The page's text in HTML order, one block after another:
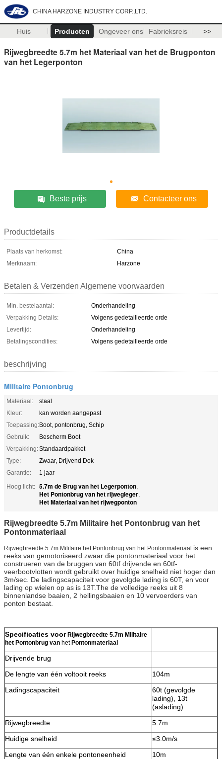
CHINA HARZONE INDUSTRY CORP.,LTD.
Huis Producten Ongeveer ons Fabrieksreis >>
Rijwegbreedte 5.7m het Materiaal van het de Brugponton
van het Legerponton
Beste prijs Contacteer ons
Productdetails
Plaats van herkomst:
China
Merknaam:
Harzone
Betalen & Verzenden Algemene voorwaarden
Min. bestelaantal:
Onderhandeling
Verpakking Details:
Volgens gedetailleerde orde
Levertijd:
Onderhandeling
Betalingscondities:
Volgens gedetailleerde orde
beschrijving
Militaire Pontonbrug
Materiaal:
staal
Kleur:
kan worden aangepast
Toepassing:Boot, pontonbrug, Schip
Gebruik:
Bescherm Boot
Verpakking:Standaardpakket
Type:
Zwaar, Drijvend Dok
Garantie:
1 jaar
Hoog licht: 5.7m de Brug van het Legerponton,
Het Pontonbrug van het rijwegleger,
Het Materiaal van het rijwegponton
Rijwegbreedte 5.7m Militaire het Pontonbrug van het
Pontonmateriaal
Rijwegbreedte 5.7m Militaire het Pontonbrug van het Pontonmateriaal is een
reeks van gemotoriseerd zwaar die pontonmateriaal voor het
construeren van de bruggen van 60tf drijvende en 60tf-
veerbootvlotten wordt gebruikt over huidige snelheid niet hoger dan
3m/sec. De ladingscapaciteit voor gevolgde lading is 60T, en voor
lading op wielen op as is 13T.The de volledige reeks uit 8
binnenlandse baaien, 2 hellingsbaaien en 10 vervoerders van
ponton bestaat.
Specificaties voorRijwegbreedte 5.7m Militaire
het Pontonbrug van hetPontonmateriaal
Drijvende brug
De lengte van één voltooit reeks
104m
Ladingscapaciteit
60t (gevolgde
lading), 13t
(aslading)
Rijwegbreedte
5.7m
Huidige snelheid
≤3.0m/s
Lengte van één enkele pontoneenheid
10m